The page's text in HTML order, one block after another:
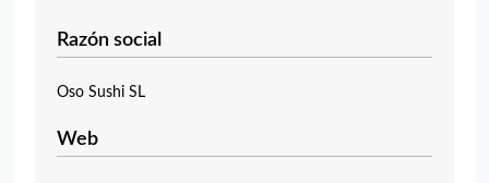
Razón social
Oso Sushi SL
Web